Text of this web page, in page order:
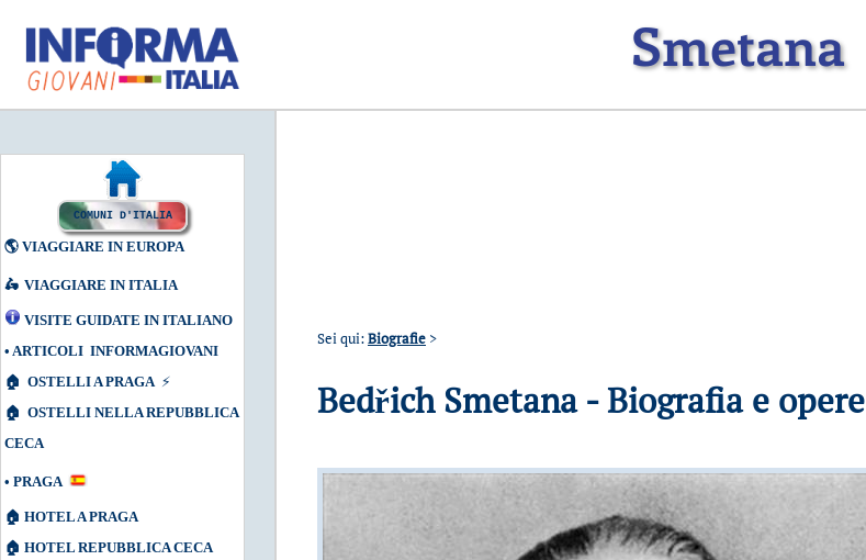
Smetana
COMUNI D'ITALIA
🌎 VIAGGIARE IN EUROPA
🛵 VIAGGIARE IN ITALIA
VISITE GUIDATE IN ITALIANO
• ARTICOLI INFORMAGIOVANI
🏠 OSTELLI A PRAGA ⚡
🏠 OSTELLI NELLA REPUBBLICA
CECA
• PRAGA
🏠 HOTEL A PRAGA
🏠 HOTEL REPUBBLICA CECA
Sei qui:Biografie >
Bedřich Smetana - Biografia e opere